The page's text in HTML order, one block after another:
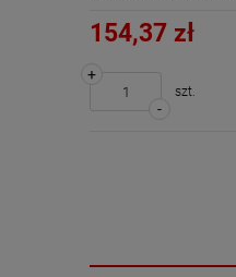
154,37 zł
-
+
szt.